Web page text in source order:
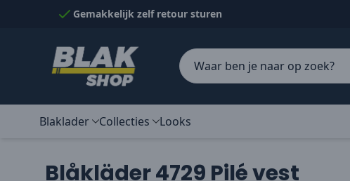
Naar inhoud gaanGemakkelijk zelf retour sturen
Blaklader Collecties Looks
Blåkläder 4729 Pilé vest